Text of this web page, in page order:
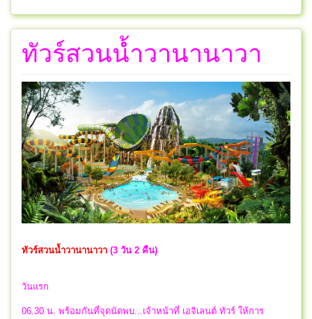
ทัวร์สวนน้ำวานานาวา
ทัวร์สวนน้ำวานานาวา (3 วัน 2 คืน)
วันแรก
06.30 น. พร้อมกันที่จุดนัดพบ...เจ้าหน้าที่ เอจิเลนต์ ทัวร์ ให้การ